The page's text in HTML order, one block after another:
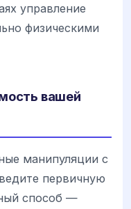
управление
физическими
вашей
манипуляции с
первичную
способ —